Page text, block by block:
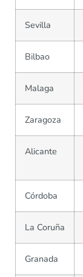
Sevilla
Bilbao
Malaga
Zaragoza
Alicante
Córdoba
La Coruña
Granada